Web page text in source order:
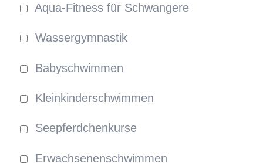
Aqua-Fitness für Schwangere
Wassergymnastik
Babyschwimmen
Kleinkinderschwimmen
Seepferdchenkurse
Erwachsenenschwimmen